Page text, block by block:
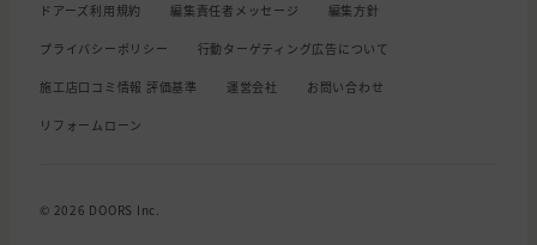
ドアーズ利用規約 編集責任者メッセージ 編集方針
プライバシーポリシー 行動ターゲティング広告について
施工店口コミ情報 評価基準 運営会社 お問い合わせ
リフォームローン
© 2026 DOORS Inc.